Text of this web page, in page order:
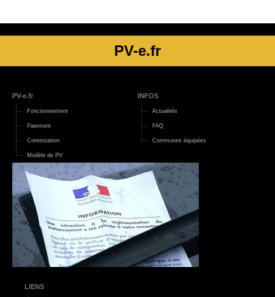
PV-e.fr
PV-e.fr
Fonctionnement
Paiement
Contestation
Modèle de PV
INFOS
Actualités
FAQ
Communes équipées
LIENS